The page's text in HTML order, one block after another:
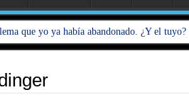
que yo ya había abandonado. ¿Y el tuyo?